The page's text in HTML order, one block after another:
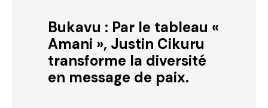
Bukavu : Par le tableau «
Amani », Justin Cikuru
transforme la diversité
en message de paix.